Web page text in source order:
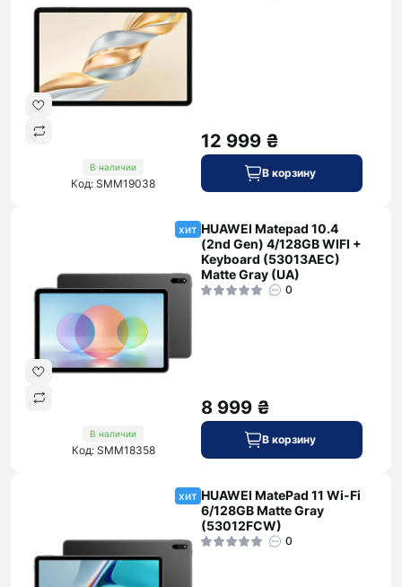
В наличии
Код: SMM19038
12 999 ₴
В корзину
хит
В наличии
Код: SMM18358
HUAWEI Matepad 10.4
(2nd Gen) 4/128GB WIFI +
Keyboard (53013AEC)
Matte Gray (UA)
0
8 999 ₴
В корзину
хит HUAWEI MatePad 11 Wi-Fi
6/128GB Matte Gray
(53012FCW)
0